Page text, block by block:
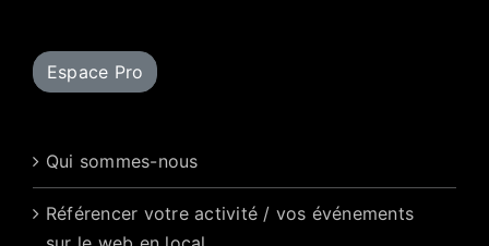
Espace Pro
Qui sommes-nous
Référencer votre activité / vos événements